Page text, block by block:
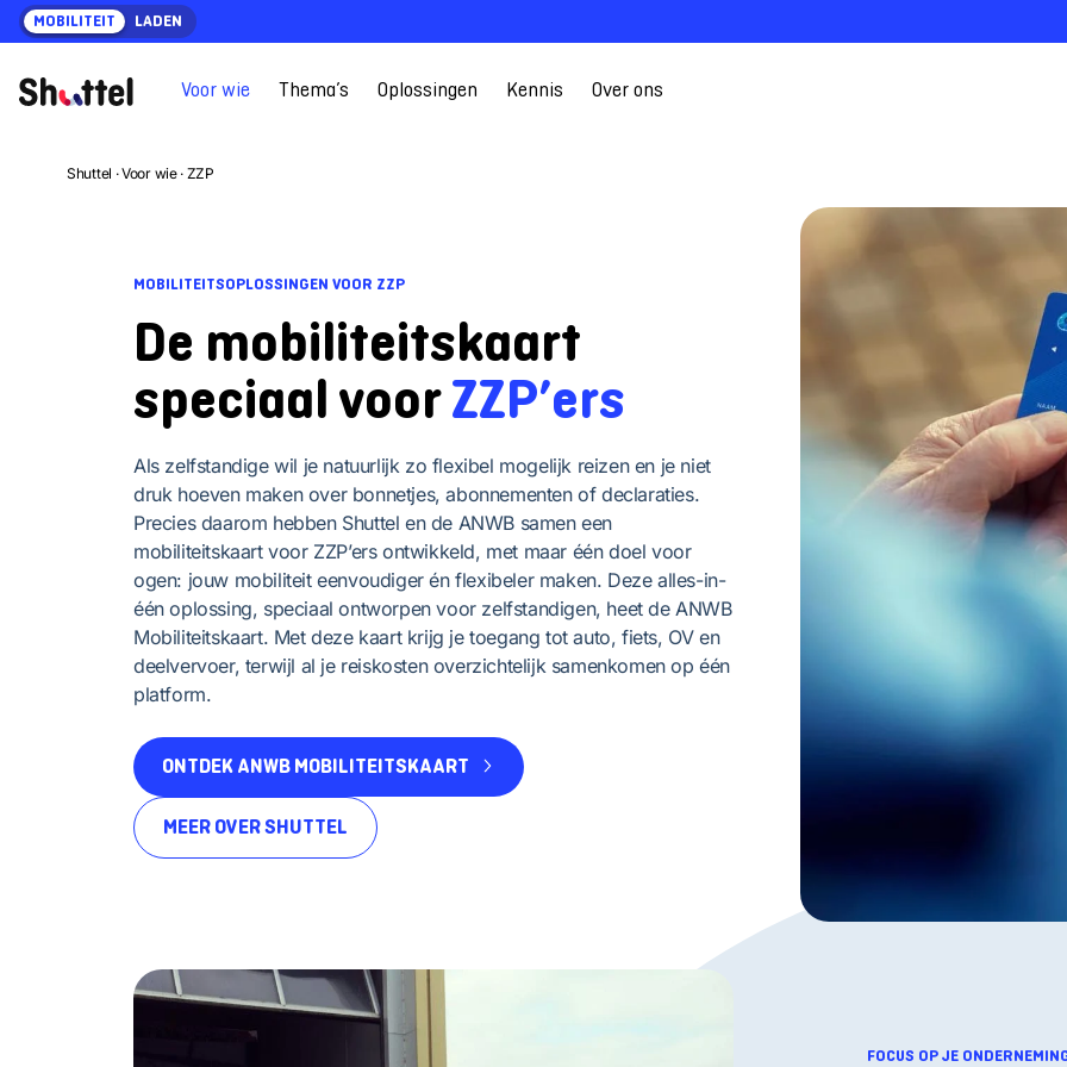
Ga
naar
MOBILITEIT LADEN
Voor wie Thema’s Oplossingen Kennis Over ons
Shuttel ·Voor wie· ZZP
MOBILITEITSOPLOSSINGEN VOOR ZZP
De mobiliteitskaart
speciaal voorZZP’ers
Als zelfstandige wil je natuurlijk zo flexibel mogelijk reizen en je niet
druk hoeven maken over bonnetjes, abonnementen of declaraties.
Precies daarom hebben Shuttel en de ANWB samen een
mobiliteitskaart voor ZZP’ers ontwikkeld, met maar één doel voor
ogen: jouw mobiliteit eenvoudiger én flexibeler maken. Deze alles-in-
één oplossing, speciaal ontworpen voor zelfstandigen, heet de ANWB
Mobiliteitskaart. Met deze kaart krijg je toegang tot auto, fiets, OV en
deelvervoer, terwijl al je reiskosten overzichtelijk samenkomen op één
platform.
ONTDEK ANWB MOBILITEITSKAART
MEER OVER SHUTTEL
FOCUS OP JE